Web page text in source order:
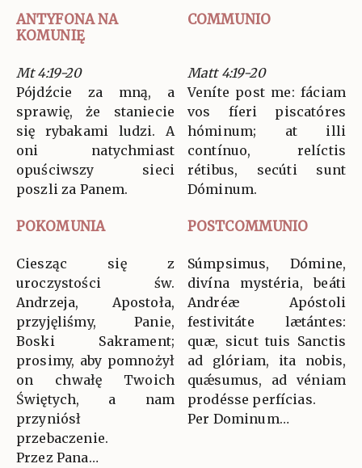
ANTYFONA NA
KOMUNIĘ
COMMUNIO
Mt 4:19-20
Pójdźcie za mną, a
sprawię, że staniecie
się rybakami ludzi. A
oni natychmiast
opuściwszy sieci
poszli za Panem.
Matt 4:19-20
Veníte post me: fáciam
vos fíeri piscatóres
hóminum; at illi
contínuo, relíctis
rétibus, secúti sunt
Dóminum.
POKOMUNIA POSTCOMMUNIO
Ciesząc się z
uroczystości św.
Andrzeja, Apostoła,
przyjęliśmy, Panie,
Boski Sakrament;
prosimy, aby pomnożył
on chwałę Twoich
Świętych, a nam
przyniósł
przebaczenie.
Przez Pana…
Súmpsimus, Dómine,
divína mystéria, beáti
Andréæ Apóstoli
festivitáte lætántes:
quæ, sicut tuis Sanctis
ad glóriam, ita nobis,
quǽsumus, ad véniam
prodésse perfícias.
Per Dominum…